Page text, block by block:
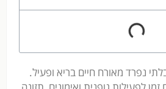
נפרד מאורח חיים בריא ופעיל.